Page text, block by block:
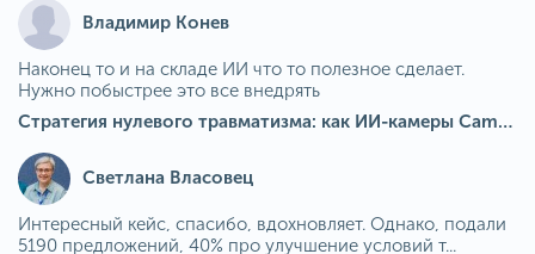
Владимир Конев
Наконец то и на складе ИИ что то полезное сделает.
Нужно побыстрее это все внедрять
Стратегия нулевого травматизма: как ИИ-камеры Camkord снижают риск наезда на пешехода при работе на погрузчике
Светлана Власовец
Интересный кейс, спасибо, вдохновляет. Однако, подали
5190 предложений, 40% про улучшение условий т...